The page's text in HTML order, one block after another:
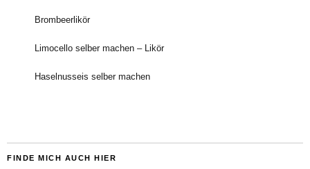
Brombeerlikör
Limocello selber machen – Likör
Haselnusseis selber machen
FINDE MICH AUCH HIER